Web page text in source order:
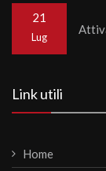
21
Lug
Link utili
Home